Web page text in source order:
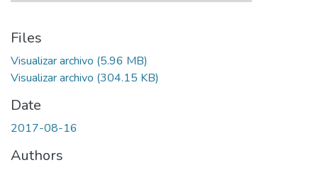
Files
Visualizar archivo (5.96 MB)
Visualizar archivo (304.15 KB)
Date
2017-08-16
Authors